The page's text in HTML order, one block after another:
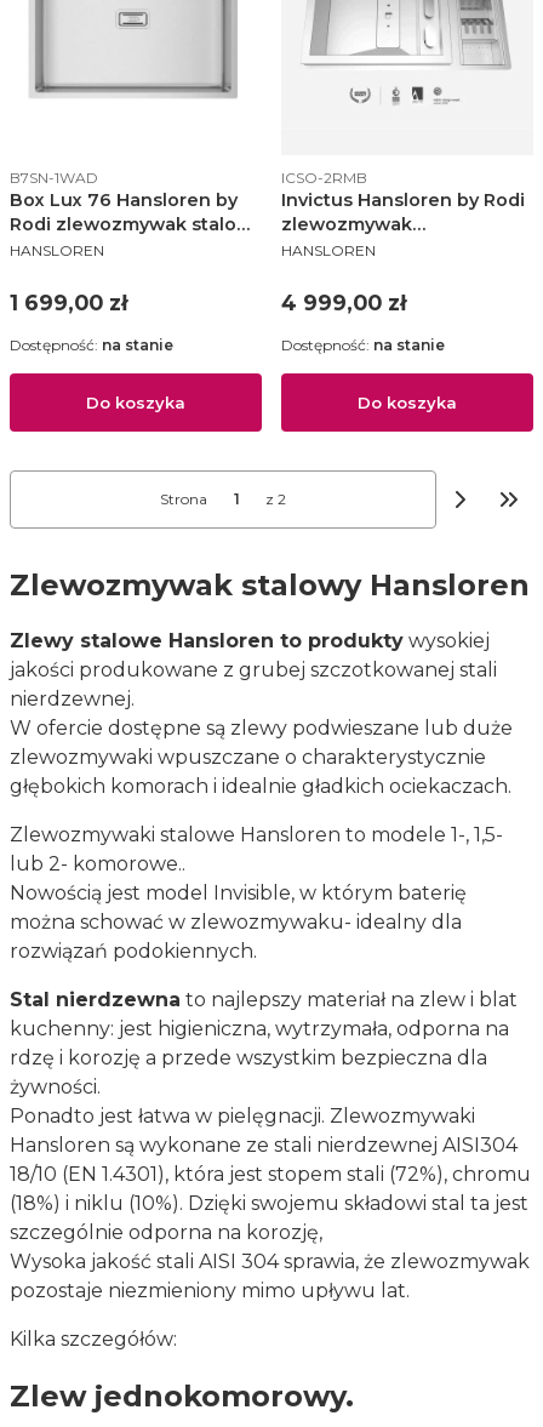
Kod produktu
B7SN-1WAD
Box Lux 76 Hansloren by
Rodi zlewozmywak stalowy
790x505 stal
1WAD
PRODUCENT
HANSLOREN
Cena
1 699,00 zł
Do koszyka
Dostępność: na stanie
Kod produktu
ICSO-2RMB
Invictus Hansloren by Rodi
zlewozmywak
wielofunkcyjny 790x505
2RMB
PRODUCENT
HANSLOREN
Cena
4 999,00 zł
Do koszyka
Dostępność: na stanie
Strona z 2
Zlewozmywak stalowy Hansloren
Zlewy stalowe Hansloren to produkty wysokiej
jakości produkowane z grubej szczotkowanej stali
nierdzewnej.
W ofercie dostępne są zlewy podwieszane lub duże
zlewozmywaki wpuszczane o charakterystycznie
głębokich komorach i idealnie gładkich ociekaczach.
Zlewozmywaki stalowe Hansloren to modele 1-, 1,5-
lub 2- komorowe..
Nowością jest model Invisible, w którym baterię
można schować w zlewozmywaku- idealny dla
rozwiązań podokiennych.
Stal nierdzewna to najlepszy materiał na zlew i blat
kuchenny: jest higieniczna, wytrzymała, odporna na
rdzę i korozję a przede wszystkim bezpieczna dla
żywności.
Ponadto jest łatwa w pielęgnacji. Zlewozmywaki
Hansloren są wykonane ze stali nierdzewnej AISI304
18/10 (EN 1.4301), która jest stopem stali (72%), chromu
(18%) i niklu (10%). Dzięki swojemu składowi stal ta jest
szczególnie odporna na korozję,
Wysoka jakość stali AISI 304 sprawia, że zlewozmywak
pozostaje niezmieniony mimo upływu lat.
Kilka szczegółów:
Zlew jednokomorowy.